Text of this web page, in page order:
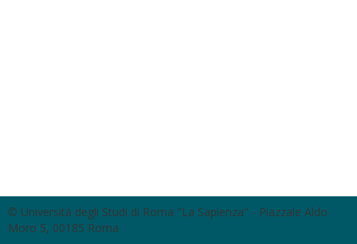
© Università degli Studi di Roma "La Sapienza" - Piazzale Aldo
Moro 5, 00185 Roma